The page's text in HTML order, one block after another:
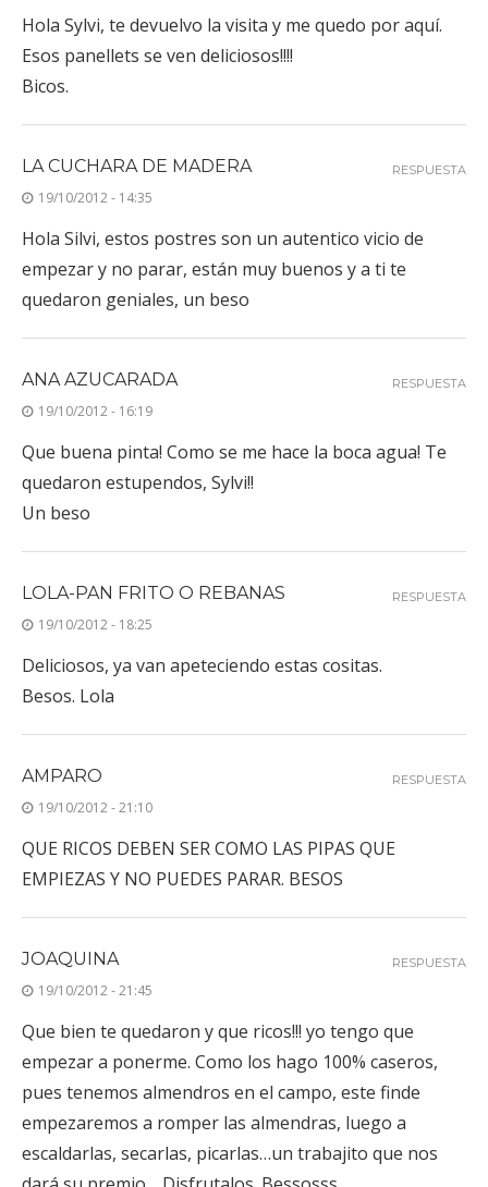
Hola Sylvi, te devuelvo la visita y me quedo por aquí.
Esos panellets se ven deliciosos!!!!
Bicos.
LA CUCHARA DE MADERA
19/10/2012 - 14:35
Hola Silvi, estos postres son un autentico vicio de
empezar y no parar, están muy buenos y a ti te
quedaron geniales, un beso
RESPUESTA
ANA AZUCARADA
19/10/2012 - 16:19
Que buena pinta! Como se me hace la boca agua! Te
quedaron estupendos, Sylvi!!
Un beso
RESPUESTA
LOLA-PAN FRITO O REBANAS
19/10/2012 - 18:25
Deliciosos, ya van apeteciendo estas cositas.
Besos. Lola
RESPUESTA
AMPARO
19/10/2012 - 21:10
QUE RICOS DEBEN SER COMO LAS PIPAS QUE
EMPIEZAS Y NO PUEDES PARAR. BESOS
RESPUESTA
JOAQUINA
19/10/2012 - 21:45
Que bien te quedaron y que ricos!!! yo tengo que
empezar a ponerme. Como los hago 100% caseros,
pues tenemos almendros en el campo, este finde
empezaremos a romper las almendras, luego a
escaldarlas, secarlas, picarlas…un trabajito que nos
RESPUESTA